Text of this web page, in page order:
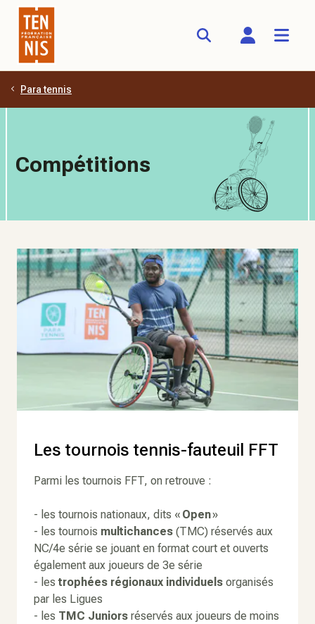
Aller au contenu principal
Para tennis
Compétitions
Les tournois tennis-fauteuil FFT
Parmi les tournois FFT, on retrouve :
- les tournois nationaux, dits « Open»
- les tournois multichances (TMC) réservés aux
NC/4e série se jouant en format court et ouverts
également aux joueurs de 3e série
- lestrophées régionaux individuels organisés
par les Ligues
- les TMC Juniors réservés aux joueurs de moins